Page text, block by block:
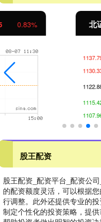
北证50 1129.72
股王配资
股王配资_配资平台_配资公
的配资额度灵活，可以根据
行调整。此外还提供专业的
制定个性化的投资策略，提